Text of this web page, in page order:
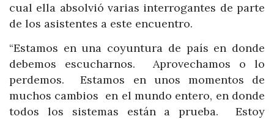
cual ella absolvió varias interrogantes de parte
de los asistentes a este encuentro.
“Estamos en una coyuntura de país en donde
debemos escucharnos. Aprovechamos o lo
perdemos. Estamos en unos momentos de
muchos cambios en el mundo entero, en donde
todos los sistemas están a prueba. Estoy